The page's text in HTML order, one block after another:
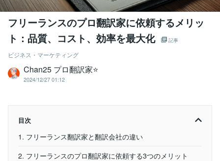
フリーランスのプロ翻訳家に依頼するメリッ
ト：品質、コスト、効率を最大化
記事
ビジネス・マーケティング
Chan25 プロ翻訳家⭐️
2024/12/27 01:12
目次
1. フリーランス翻訳家と翻訳会社の違い
2. フリーランスのプロ翻訳家に依頼する3つのメリット